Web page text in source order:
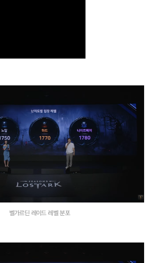
벨가르딘 레이드 레벨 분포